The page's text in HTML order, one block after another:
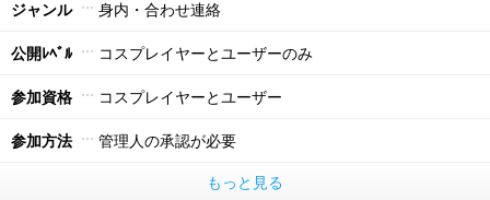
ジャンル 身内・合わせ連絡
公開ﾚﾍﾞﾙ コスプレイヤーとユーザーのみ
参加資格 コスプレイヤーとユーザー
参加方法 管理人の承認が必要
もっと見る